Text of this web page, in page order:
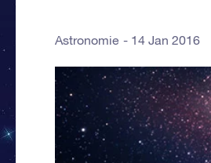
Astronomie 14 Jan 2016